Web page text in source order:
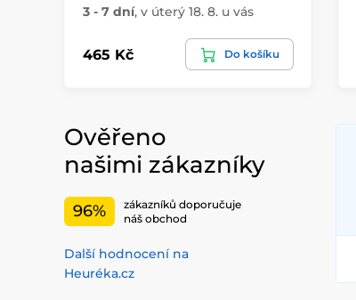
3 - 7 dní, v úterý 18. 8. u vás
465 Kč Do košíku
Ověřeno
našimi zákazníky
96%
zákazníků doporučuje
náš obchod
Další hodnocení na
Heuréka.cz